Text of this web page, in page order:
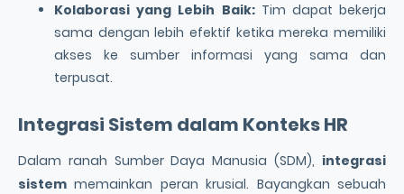
Kolaborasi yang Lebih Baik:Tim dapat bekerja
sama dengan lebih efektif ketika mereka memiliki
akses ke sumber informasi yang sama dan
terpusat.
Integrasi Sistem dalam Konteks HR
Dalam ranah Sumber Daya Manusia (SDM), integrasi
sistem memainkan peran krusial. Bayangkan sebuah